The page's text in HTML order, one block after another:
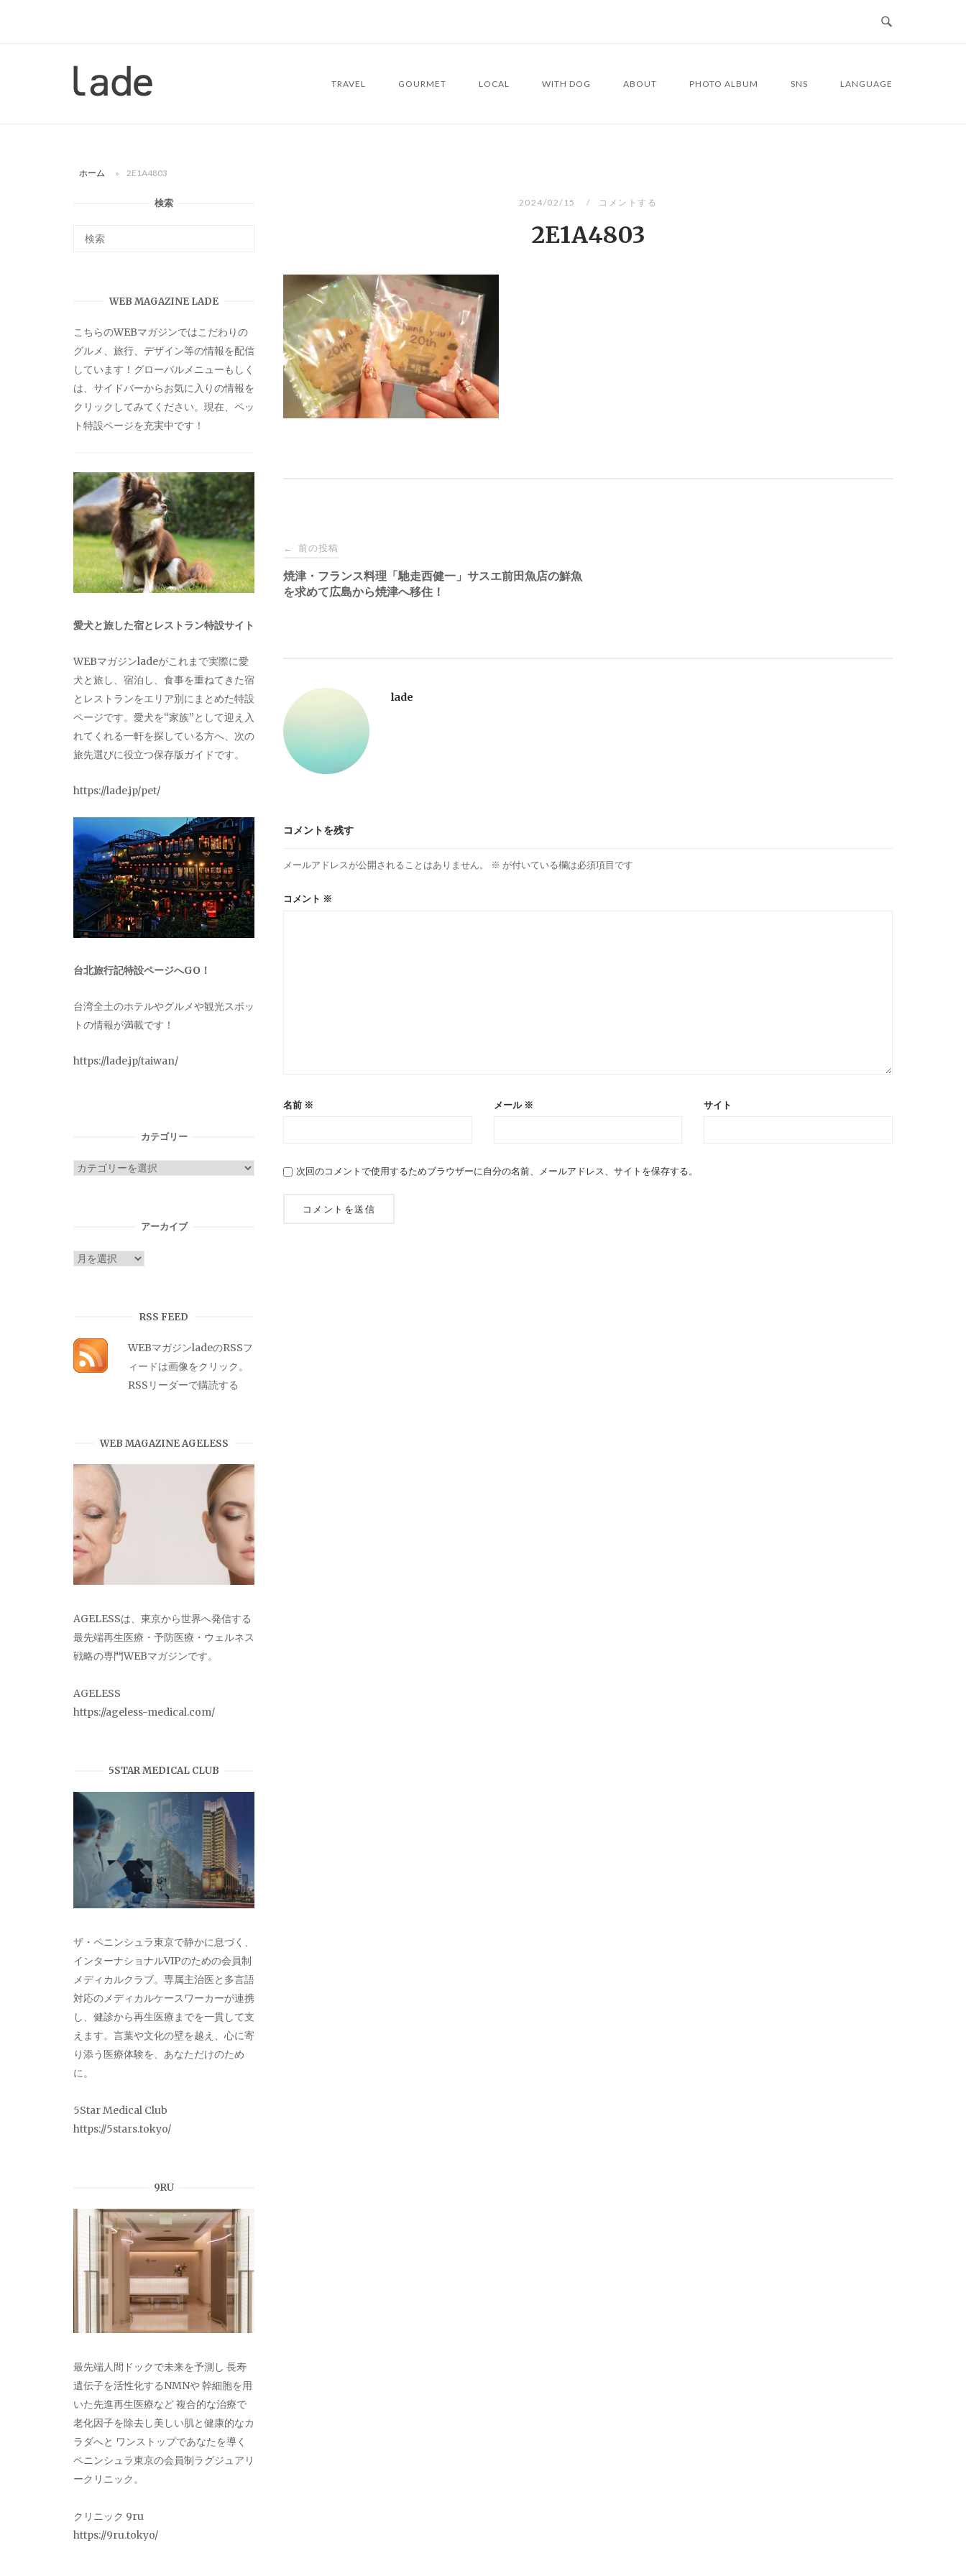
ー
TRAVEL GOURMET LOCAL WITH DOG ABOUT PHOTO ALBUM SNS LANGUAGE
ホーム » 2E1A4803
2024/02/15 コメントする
2E1A4803
投
稿
ゲ
ー
シ
ン
← 前の投稿
焼津・フランス料理「馳走西健一」サスエ前田魚店の鮮魚
を求めて広島から焼津へ移住！
lade
コメントを残す
メールアドレスが公開されることはありません。 ※ が付いている欄は必須項目です
コメント ※
名前 ※ メール ※ サイト
次回のコメントで使用するためブラウザーに自分の名前、メールアドレス、サイトを保存する。
検索
WEB MAGAZINE LADE
こちらのWEBマガジンではこだわりの
グルメ、旅行、デザイン等の情報を配信
しています！グローバルメニューもしく
は、サイドバーからお気に入りの情報を
クリックしてみてください。現在、ペッ
ト特設ページを充実中です！
愛犬と旅した宿とレストラン特設サイト
WEBマガジンladeがこれまで実際に愛
犬と旅し、宿泊し、食事を重ねてきた宿
とレストランをエリア別にまとめた特設
ページです。愛犬を“家族”として迎え入
れてくれる一軒を探している方へ、次の
旅先選びに役立つ保存版ガイドです。
https://lade.jp/pet/
台北旅行記特設ページへGO！
台湾全土のホテルやグルメや観光スポッ
トの情報が満載です！
https://lade.jp/taiwan/
カテゴリー
カ
アーカイブ
ア
RSS FEED
WEBマガジンladeのRSSフ
ィードは画像をクリック。
RSSリーダーで購読する
WEB MAGAZINE AGELESS
AGELESSは、東京から世界へ発信する
最先端再生医療・予防医療・ウェルネス
戦略の専門WEBマガジンです。
AGELESS
https://ageless-medical.com/
5STAR MEDICAL CLUB
ザ・ペニンシュラ東京で静かに息づく、
インターナショナルVIPのための会員制
メディカルクラブ。専属主治医と多言語
対応のメディカルケースワーカーが連携
し、健診から再生医療までを一貫して支
えます。言葉や文化の壁を越え、心に寄
り添う医療体験を、あなただけのため
に。
5Star Medical Club
https://5stars.tokyo/
9RU
最先端人間ドックで未来を予測し 長寿
遺伝子を活性化するNMNや 幹細胞を用
いた先進再生医療など 複合的な治療で
老化因子を除去し美しい肌と健康的なカ
ラダへと ワンストップであなたを導く
ペニンシュラ東京の会員制ラグジュアリ
ークリニック。
クリニック 9ru
https://9ru.tokyo/